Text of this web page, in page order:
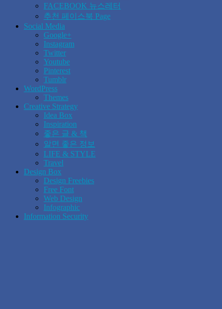
FACEBOOK 뉴스레터
추천 페이스북 Page
Social Media
Google+
Instagram
Twitter
Youtube
Pinterest
Tumblr
WordPress
Themes
Creative Strategy
Idea Box
Inspiration
좋은 글 & 책
알면 좋은 정보
LIFE & STYLE
Travel
Design Box
Design Freebies
Free Font
Web Design
Infographic
Information Security